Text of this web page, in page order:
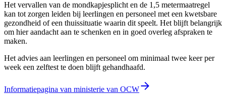
Het vervallen van de mondkapjesplicht en de 1,5 metermaatregel
kan tot zorgen leiden bij leerlingen en personeel met een kwetsbare
gezondheid of een thuissituatie waarin dit speelt. Het blijft belangrijk
om hier aandacht aan te schenken en in goed overleg afspraken te
maken.
Het advies aan leerlingen en personeel om minimaal twee keer per
week een zelftest te doen blijft gehandhaafd.
Informatiepagina van ministerie van OCW